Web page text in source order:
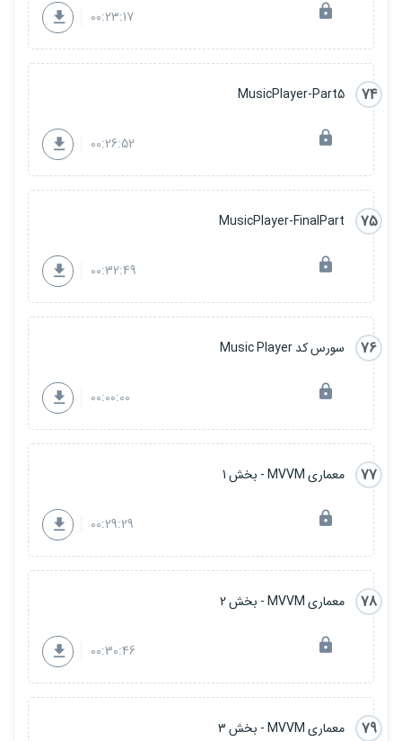
00:23:17
74
MusicPlayer-Part5
00:26:52
75
MusicPlayer-FinalPart
00:32:49
76 سورس کد Music Player
00:00:00
77 معماری MVVM - بخش 1
00:29:29
78 معماری MVVM - بخش 2
00:30:46
79 معماری MVVM - بخش 3